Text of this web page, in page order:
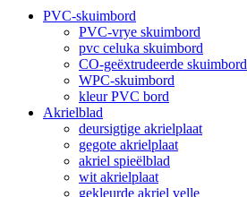
PVC-skuimbord
PVC-vrye skuimbord
pvc celuka skuimbord
CO-geëxtrudeerde skuimbord
WPC-skuimbord
kleur PVC bord
Akrielblad
deursigtige akrielplaat
gegote akrielplaat
akriel spieëlblad
wit akrielplaat
gekleurde akriel velle